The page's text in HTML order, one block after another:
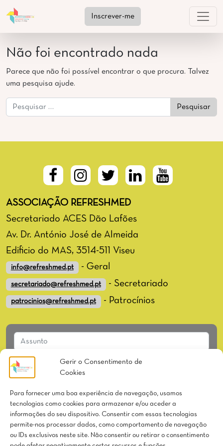
Gerir o Consentimento de
Cookies
Para fornecer uma boa experiência de navegação, usamos
tecnologias como cookies para armazenar e/ou aceder a
informações do seu dispositivo. Consentir com essas tecnologias
permite-nos processar dados, como comportamento de navegação
ou IDs exclusivos neste site. Não consentir ou retirar o consentimento
NAVEGAÇÃO PRINCIPAL
Inscrever-me
Não foi encontrado nada
Parece que não foi possível encontrar o que procura. Talvez
uma pesquisa ajude.
Pesquisar por:
ASSOCIAÇÃO REFRESHMED
Secretariado ACES Dão Lafões
Av. Dr. António José de Almeida
Edificio do MAS, 3514-511 Viseu
info@refreshmed.pt - Geral
secretariado@refreshmed.pt - Secretariado
patrocinios@refreshmed.pt - Patrocínios
Li e aceito os termos e condições *